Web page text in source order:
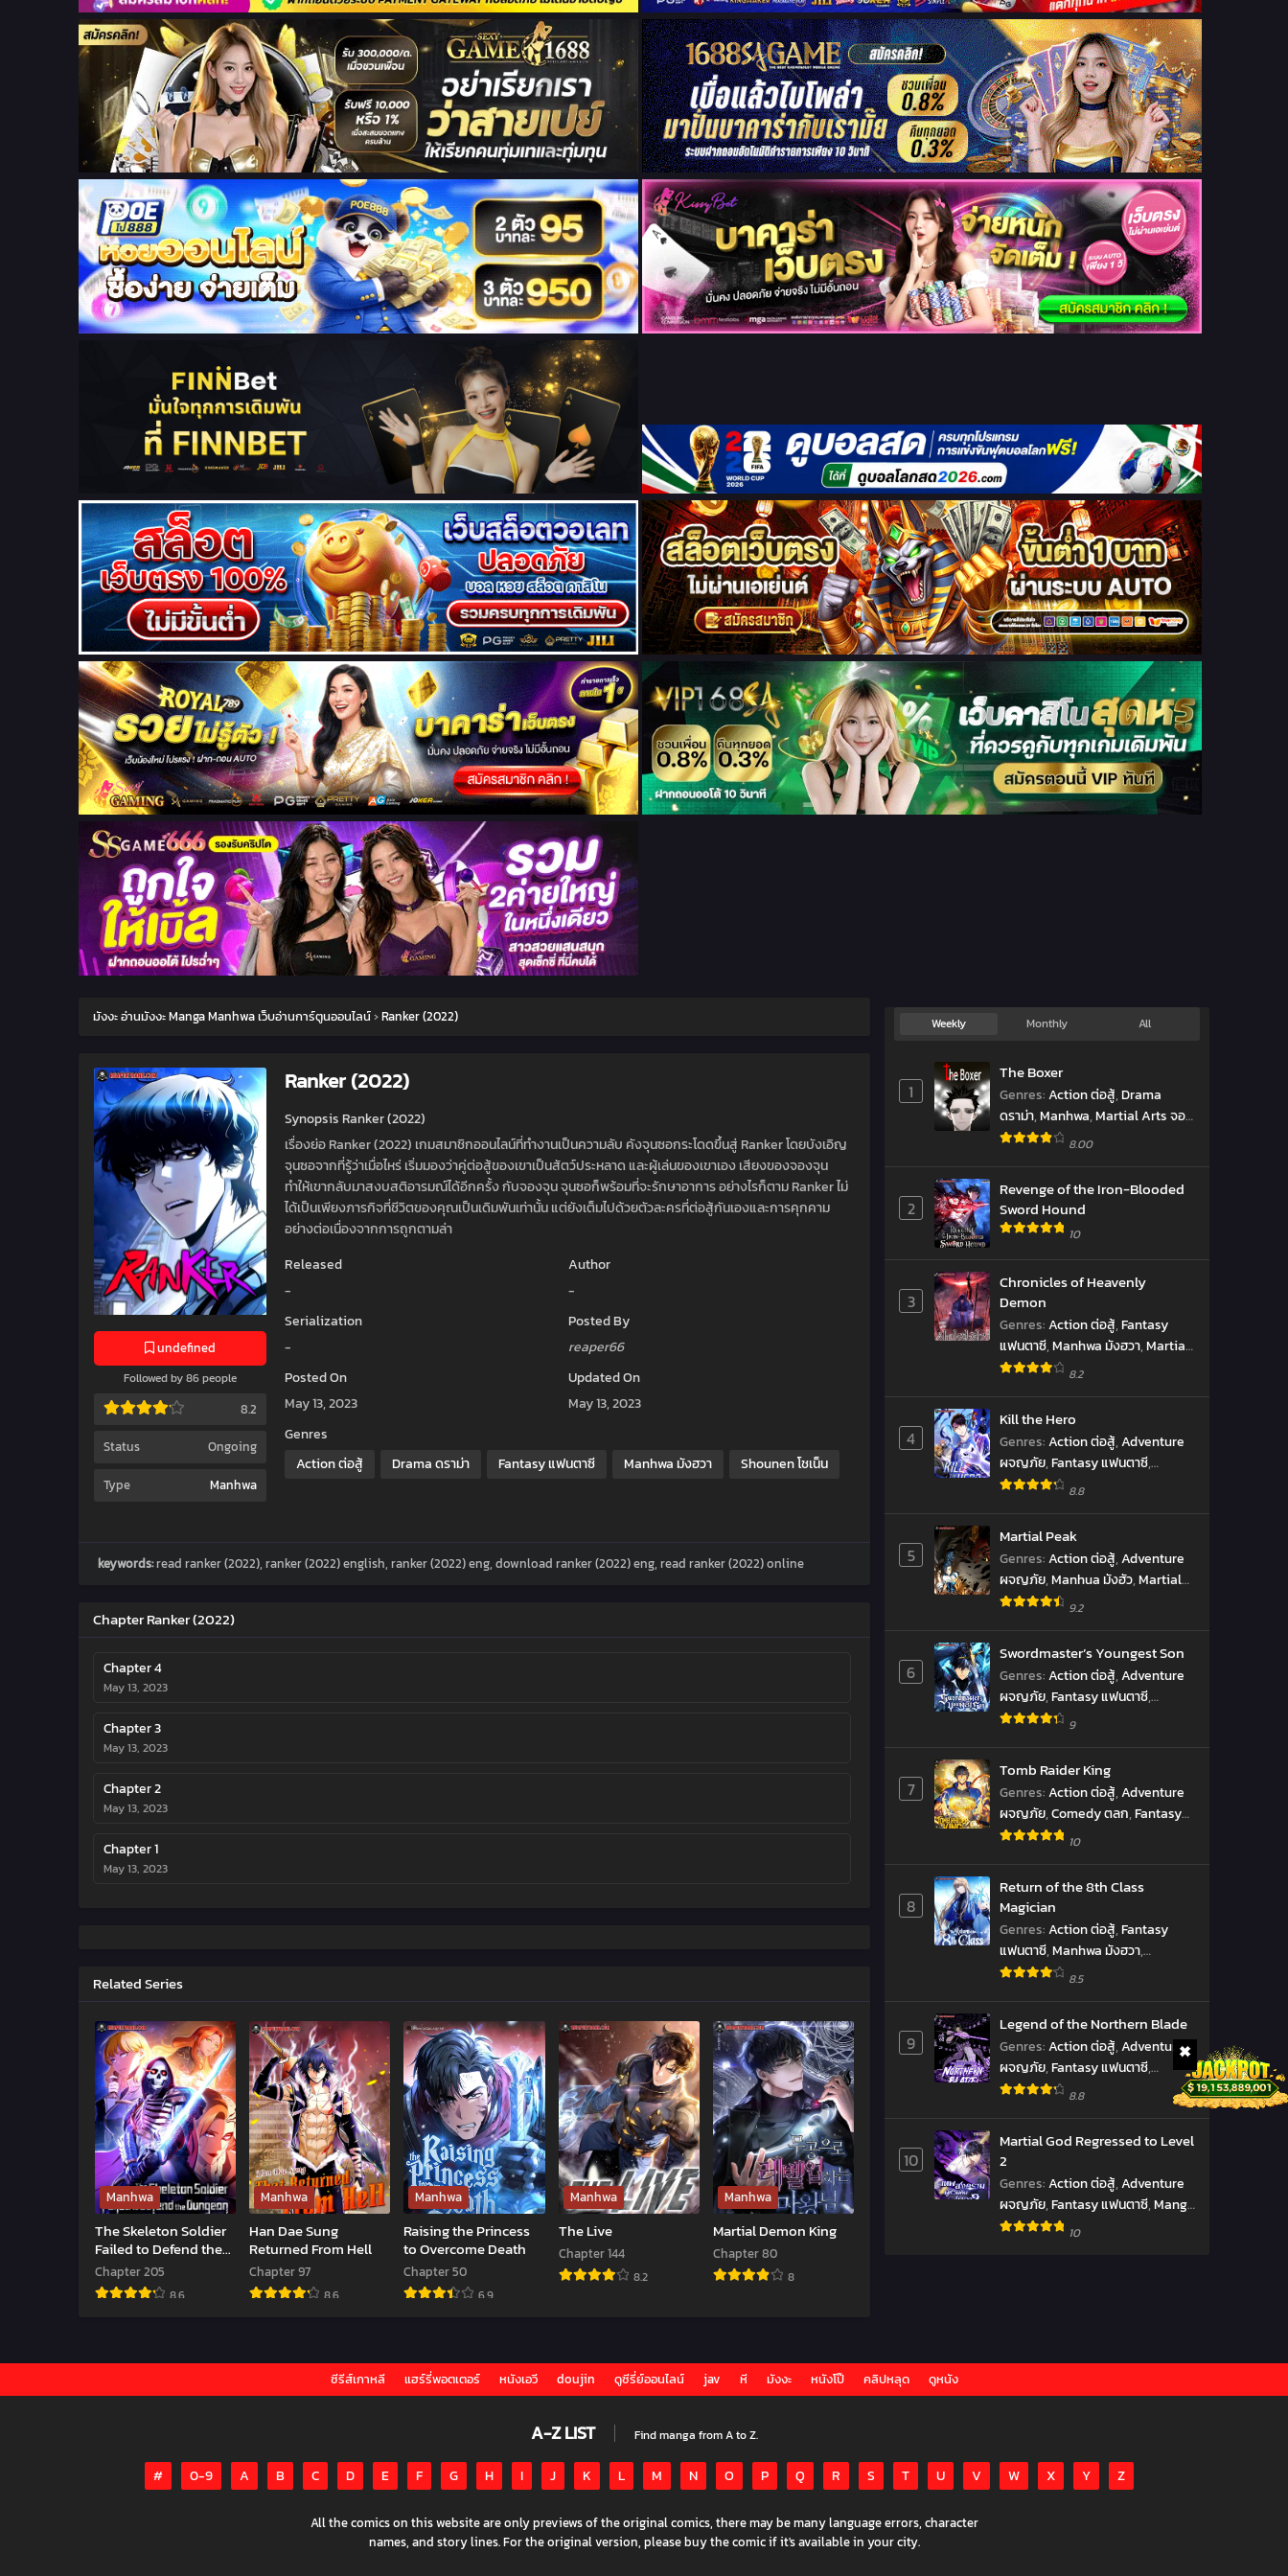
มังงะ อ่านมังงะ Manga Manhwa เว็บอ่านการ์ตูนออนไลน์›Ranker (2022)
undefined
Followed by 86 people
8.2
Status Ongoing
Type Manhwa
Ranker (2022)
Synopsis Ranker (2022)
เรื่องย่อ Ranker (2022) เกมสมาชิกออนไลน์ที่ทำงานเป็นความลับ คังจุนซอกระโดดขึ้นสู่ Ranker โดยบังเอิญ
จุนซอจากที่รู้ว่าเมื่อไหร่ เริ่มมองว่าคู่ต่อสู้ของเขาเป็นสัตว์ประหลาด และผู้เล่นของเขาเอง เสียงของจองจุน
ทำให้เขากลับมาสงบสติอารมณ์ได้อีกครั้ง กับจองจุน จุนซอก็พร้อมที่จะรักษาอาการ อย่างไรก็ตาม Ranker ไม่
ได้เป็นเพียงภารกิจที่ชีวิตของคุณเป็นเดิมพันเท่านั้น แต่ยังเต็มไปด้วยตัวละครที่ต่อสู้กันเองและการคุกคาม
อย่างต่อเนื่องจากการถูกตามล่า
Released
-
Author
-
Serialization
-
Posted By
reaper66
Posted On
May 13, 2023
Updated On
May 13, 2023
Genres
Action ต่อสู้
Drama ดราม่า Fantasy แฟนตาซี Manhwa มังฮวา Shounen โชเน็น
keywords:read ranker (2022), ranker (2022) english, ranker (2022) eng, download ranker (2022) eng, read ranker (2022) online
Chapter Ranker (2022)
Chapter 4
May 13, 2023
Chapter 3
May 13, 2023
Chapter 2
May 13, 2023
Chapter 1
May 13, 2023
Related Series
Manhwa
The Skeleton Soldier
Failed to Defend the
Dungeon
Chapter 205
8.6
Skeleton
Defend
Manhwa
Han Dae Sung
Returned From Hell
Chapter 97
8.6
Dae
Hell
Manhwa
Raising the Princess
to Overcome Death
Chapter 50
6.9
the
Princess
Death
Manhwa
The Live
Chapter 144
8.2
Manhwa
Martial Demon King
Chapter 80
8
King
Weekly Monthly All
1
The Boxer
Genres:Action ต่อสู้,Drama
ดราม่า,Manhwa,Martial Arts จอม
ยุทธ์,Shounen โชเน็น
8.00
2
Revenge of the Iron-Blooded
Sword Hound
10
3
Chronicles of Heavenly
Demon
Genres:Action ต่อสู้,Fantasy
แฟนตาซี,Manhwa มังฮวา,Martial
Arts จอมยุทธ์,Shounen โชเน็น
8.2
4
Kill the Hero
Genres:Action ต่อสู้,Adventure
ผจญภัย,Fantasy แฟนตาซี,
Manhwa มังฮวา
8.8
5
Martial Peak
Genres:Action ต่อสู้,Adventure
ผจญภัย,Manhua มังฮัว,Martial
Arts จอมยุทธ์9.2
6
Swordmaster’s Youngest Son
Genres:Action ต่อสู้,Adventure
ผจญภัย,Fantasy แฟนตาซี,
Manhwa มังฮวา
9
7
Tomb Raider King
Genres:Action ต่อสู้,Adventure
ผจญภัย,Comedy ตลก,Fantasy
แฟนตาซี,Manhwa มังฮวา
ธรรมชาติ,SyStem ระบบ,มังงะ
ราชันยมทูต
10
8
Return of the 8th Class
Magician
Genres:Action ต่อสู้,Fantasy
แฟนตาซี,Manhwa มังฮวา,
Shounen โชเน็น
8.5
9
Legend of the Northern Blade
Genres:Action ต่อสู้,Adventure
ผจญภัย,Fantasy แฟนตาซี,
Manhwa มังฮวา
Martial Arts จอม
8.8
10
Martial God Regressed to Level
2
Genres:Action ต่อสู้,Adventure
ผจญภัย,Fantasy แฟนตาซี,Manga
มังงะ,Manhwa มังฮวา
10
ซีรีส์เกาหลี แฮร์รี่พอตเตอร์ หนังเอวี doujin ดูซีรี่ย์ออนไลน์ jav หี มังงะ หนังโป๊ คลิปหลุด ดูหนัง
A-Z LIST Find manga from A to Z.
# 0-9 A B C D E F G H I J K L M N O P Q R S T U V W X Y Z
All the comics on this website are only previews of the original comics, there may be many language errors, character
names, and story lines. For the original version, please buy the comic if it's available in your city.